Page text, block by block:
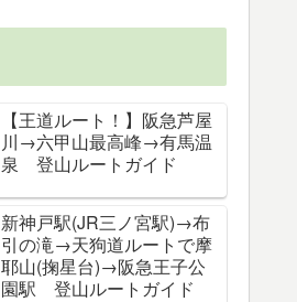
【王道ルート！】阪急芦屋
川→六甲山最高峰→有馬温
泉 登山ルートガイド
新神戸駅(JR三ノ宮駅)→布
引の滝→天狗道ルートで摩
耶山(掬星台)→阪急王子公
園駅 登山ルートガイド